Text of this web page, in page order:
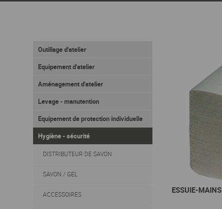
Outillage d'atelier
Equipement d'atelier
Aménagement d'atelier
Levage - manutention
Equipement de protection individuelle
Hygiène - sécurité
DISTRIBUTEUR DE SAVON
SAVON / GEL
ACCESSOIRES ESSUIE-MAINS